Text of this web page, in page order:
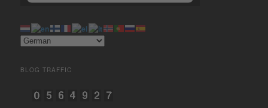
Mehr Informationen
Consent Management Platform
eRecht24
BLOG TRAFFIC